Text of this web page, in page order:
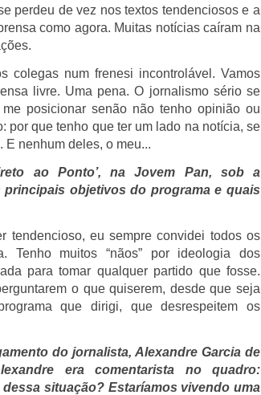
perdeu de vez nos textos tendenciosos e a
como agora. Muitas notícias caíram na
num frenesi incontrolável. Vamos
livre. Uma pena. O jornalismo sério se
posicionar senão não tenho opinião ou
por que tenho que ter um lado na notícia, se
E nenhum deles, o meu...
ao Ponto’, na Jovem Pan, sob a
objetivos do programa e quais
tendencioso, eu sempre convidei todos os
Tenho muitos “nãos” por ideologia dos
para tomar qualquer partido que fosse.
o que quiserem, desde que seja
que dirigi, que desrespeitem os
do jornalista, Alexandre Garcia de
era comentarista no quadro:
situação? Estaríamos vivendo uma